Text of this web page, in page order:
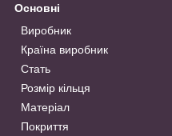
Основні
Виробник
Країна виробник
Стать
Розмір кільця
Матеріал
Покриття